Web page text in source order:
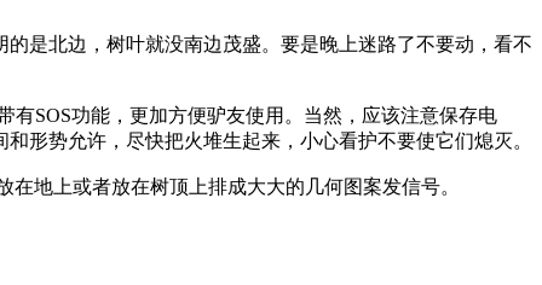
是北边，树叶就没南边茂盛。要是晚上迷路了不要动，看不
SOS功能，更加方便驴友使用。当然，应该注意保存电
形势允许，尽快把火堆生起来，小心看护不要使它们熄灭。
地上或者放在树顶上排成大大的几何图案发信号。